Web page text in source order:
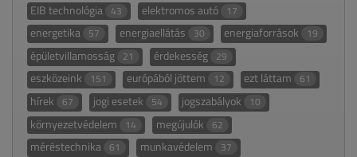
EIB technológia 43 elektromos autó 17
energetika 57 energiaellátás 30 energiaforrások 19
épületvillamosság 21 érdekesség 29
eszközeink 151 európából jöttem 12 ezt láttam 61
hírek 67 jogi esetek 54 jogszabályok 10
környezetvédelem 14 megújulók 62
méréstechnika 61 munkavédelem 37